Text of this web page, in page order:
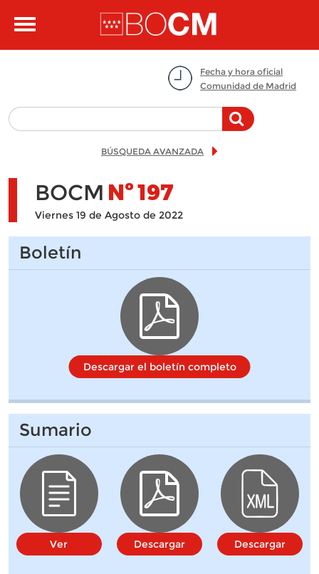
Toggle
Fecha y hora oficial
Comunidad de Madrid
BÚSQUEDA AVANZADA
BOCM Nº197
Viernes 19 de Agosto de 2022
Boletín
Descargar el boletín completo
Sumario
Ver Descargar Descargar